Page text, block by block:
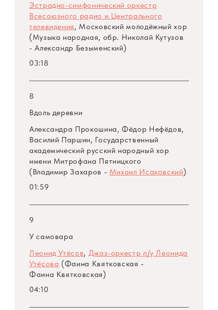
Эстрадно-симфонический оркестр
Всесоюзного радио и Центрального
телевидения, Московский молодёжный хор
(Музыка народная, обр. Николай Кутузов
- Александр Безыменский)
03:18
8
Вдоль деревни
Александра Прокошина, Фёдор Нефёдов,
Василий Паршин, Государственный
академический русский народный хор
имени Митрофана Пятницкого
(Владимир Захаров - Михаил Исаковский)
01:59
9
У самовара
Леонид Утёсов, Джаз-оркестр п/у Леонида
Утёсова (Фаина Квятковская -
Фаина Квятковская)
04:10